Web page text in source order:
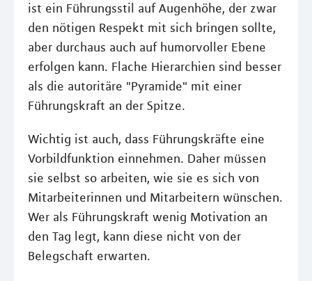
ist ein Führungsstil auf Augenhöhe, der zwar
den nötigen Respekt mit sich bringen sollte,
aber durchaus auch auf humorvoller Ebene
erfolgen kann. Flache Hierarchien sind besser
als die autoritäre "Pyramide" mit einer
Führungskraft an der Spitze.
Wichtig ist auch, dass Führungskräfte eine
Vorbildfunktion einnehmen. Daher müssen
sie selbst so arbeiten, wie sie es sich von
Mitarbeiterinnen und Mitarbeitern wünschen.
Wer als Führungskraft wenig Motivation an
den Tag legt, kann diese nicht von der
Belegschaft erwarten.